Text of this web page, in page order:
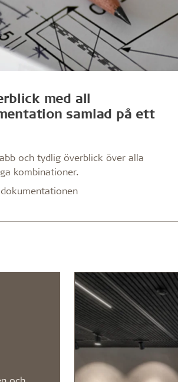
med all
samlad på ett
och tydlig överblick över alla
kombinationer.